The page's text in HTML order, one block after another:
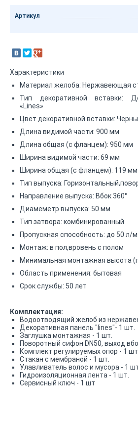
Артикул
Характеристики
Материал желоба: Нержавеющая
Тип декоративной вставки:
«Lines»
Цвет декоративной вставки:
Длина видимой части: 900 мм
Длина общая (с фланцем): 950 мм
Ширина видимой части: 69 мм
Ширина общая (с фланцем): 119 мм
Тип выпуска:
Направление выпуска: Вбок 360°
Диамеметр выпуска: 50 мм
Тип затвора: комбинированный
Пропускная способность: до 50 л/
Монтаж: в пол,вровень с полом
Минимальная монтажная высота
Область применения: бытовая
Срок службы: 50 лет
Комплектация:
Водоотводящий желоб из
Декоративная панель "lines"- 1 шт.
Заглушка монтажная - 1 шт.
Поворотный сифон DN50, выход
Комплект регулируемых опор - 1 шт.
Стакан с мембраной - 1 шт.
Улавливатель волос и мусора - 1
Гидроизоляционная лента - 1 шт.
Сервисный ключ - 1 шт